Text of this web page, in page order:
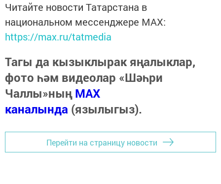
Читайте новости Татарстана в
национальном мессенджере MАХ:
https://max.ru/tatmedia
Тагы да кызыклырак яңалыклар,
фото һәм видеолар «Шәһри
Чаллы»ныңMAX
каналында (язылыгыз).
Перейти на страницу новости